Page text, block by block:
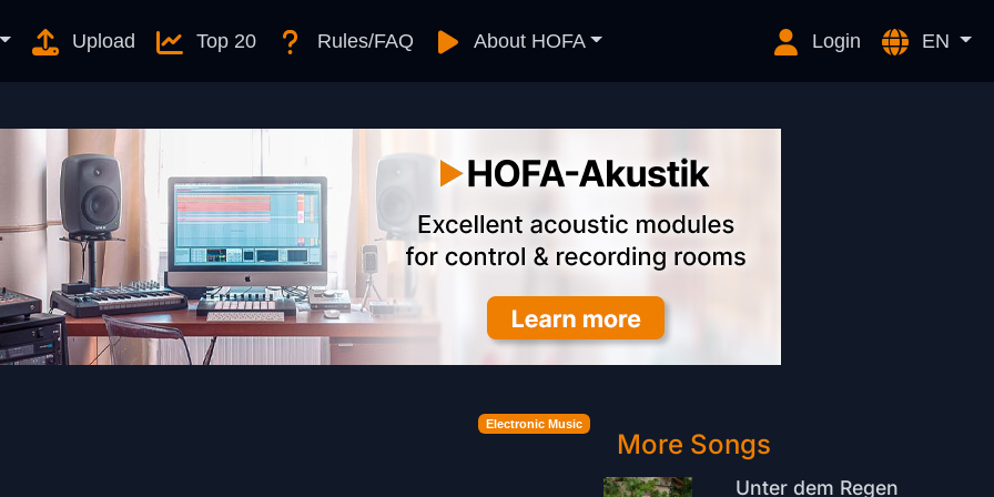
Upload Top 20 Rules/FAQ About HOFA Login EN
Electronic Music
More Songs
Unter dem Regen